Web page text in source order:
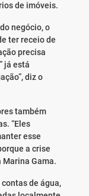
de imóveis.
negócio, o
ter receio de
precisa
já está
diz o
também
“Eles
esse
a crise
Marina Gama.
de água,